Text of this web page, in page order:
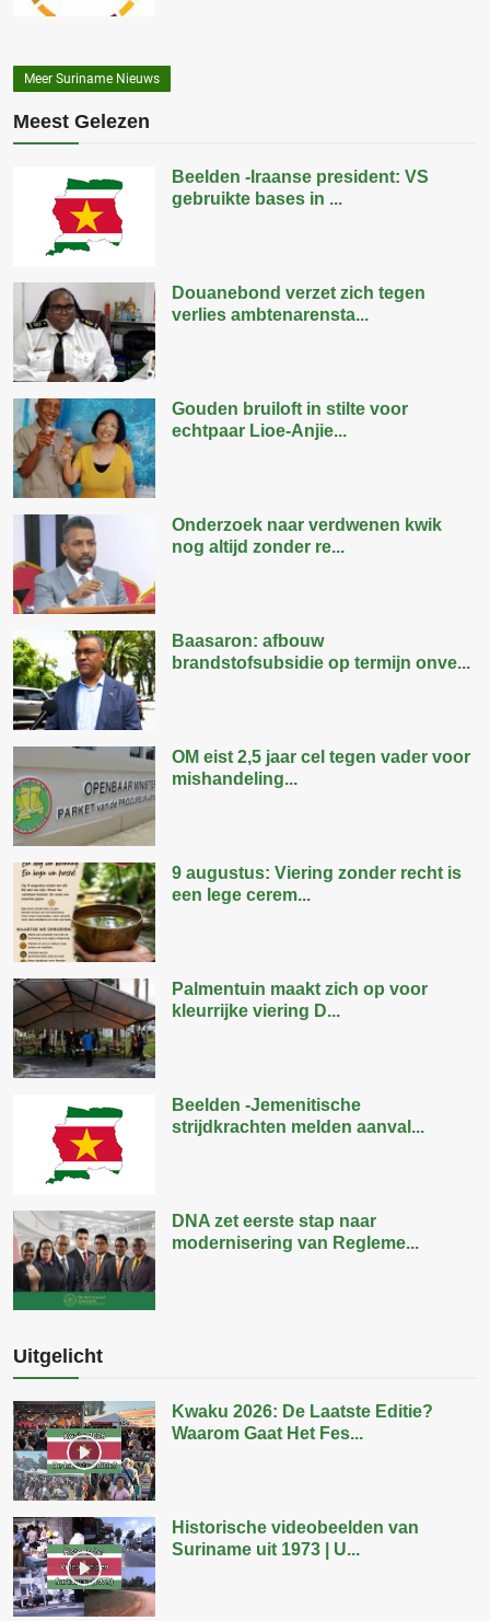
Meer Suriname Nieuws
Meest Gelezen
Beelden -Iraanse president: VS
gebruikte bases in ...
Douanebond verzet zich tegen
verlies ambtenarensta...
Gouden bruiloft in stilte voor
echtpaar Lioe-Anjie...
Onderzoek naar verdwenen kwik
nog altijd zonder re...
Baasaron: afbouw
brandstofsubsidie op termijn onve...
OM eist 2,5 jaar cel tegen vader voor
mishandeling...
9 augustus: Viering zonder recht is
een lege cerem...
Palmentuin maakt zich op voor
kleurrijke viering D...
Beelden -Jemenitische
strijdkrachten melden aanval...
DNA zet eerste stap naar
modernisering van Regleme...
Uitgelicht
Kwaku 2026: De Laatste Editie?
Waarom Gaat Het Fes...
Historische videobeelden van
Suriname uit 1973 | U...